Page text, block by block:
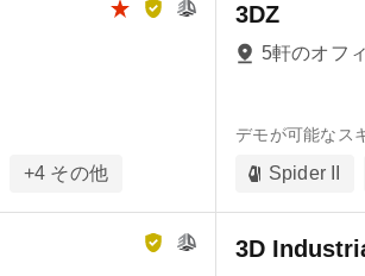
+4 その他
3DZ
5軒のオフ
デモが可能なス
Spider II
3D